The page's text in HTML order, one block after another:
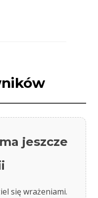
jeszcze
się wrażeniami.